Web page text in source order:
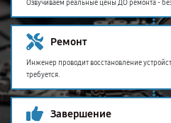
Озвучиваем реальные цены ДО ремонта -
Ремонт
Инженер проводит восстановление
требуется.
Завершение